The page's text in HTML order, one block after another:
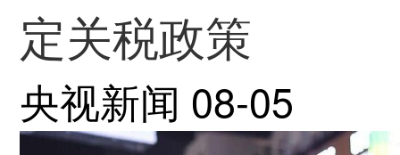
定关税政策
央视新闻 08-05